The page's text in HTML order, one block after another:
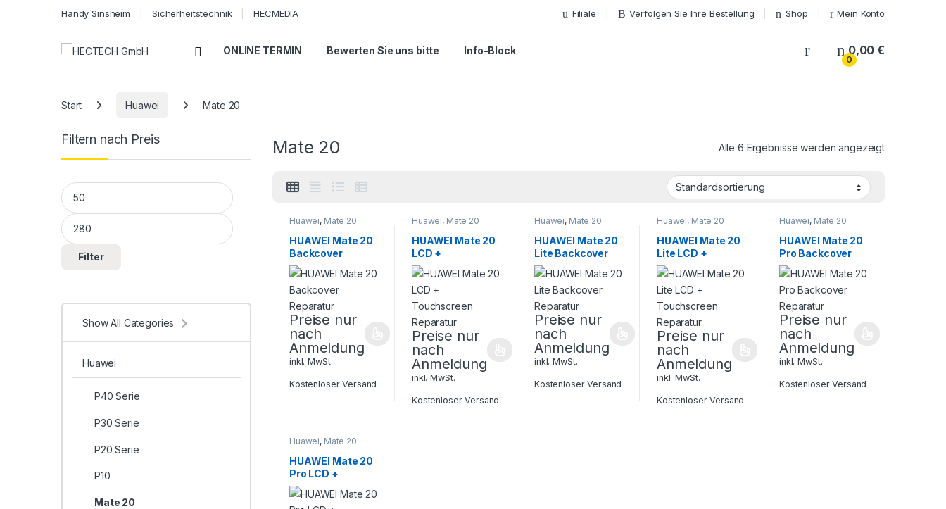
Handy Sinsheim Sicherheitstechnik HECMEDIA Filiale Verfolgen Sie Ihre Bestellung Shop Mein Konto
Open ONLINE TERMIN Bewerten Sie uns bitte Info-Block My Account
0
0,00€
Start Huawei Mate 20
Mate 20 Alle 6 Ergebnisse werden angezeigt
Huawei, Mate 20
HUAWEI Mate 20
Backcover
Reparatur
Preise nur
nach
Anmeldung
inkl. MwSt.
Kostenloser Versand
Huawei, Mate 20
HUAWEI Mate 20
LCD +
Touchscreen
Reparatur
Preise nur
nach
Anmeldung
inkl. MwSt.
Kostenloser Versand
Huawei, Mate 20
HUAWEI Mate 20
Lite Backcover
Reparatur
Preise nur
nach
Anmeldung
inkl. MwSt.
Kostenloser Versand
Huawei, Mate 20
HUAWEI Mate 20
Lite LCD +
Touchscreen
Reparatur
Preise nur
nach
Anmeldung
inkl. MwSt.
Kostenloser Versand
Huawei, Mate 20
HUAWEI Mate 20
Pro Backcover
Reparatur
Preise nur
nach
Anmeldung
inkl. MwSt.
Kostenloser Versand
Huawei, Mate 20
HUAWEI Mate 20
Pro LCD +
Touchscreen
Reparatur
Filtern nach Preis
Min. Preis
Max. Preis
Filter
Show All Categories
Huawei
P40 Serie
P30 Serie
P20 Serie
P10
Mate 20